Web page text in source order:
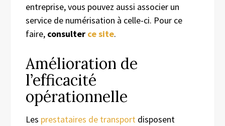
entreprise, vous pouvez aussi associer un
service de numérisation à celle-ci. Pour ce
faire, consulter ce site.
Amélioration de
l’efficacité
opérationnelle
Les prestataires de transport disposent